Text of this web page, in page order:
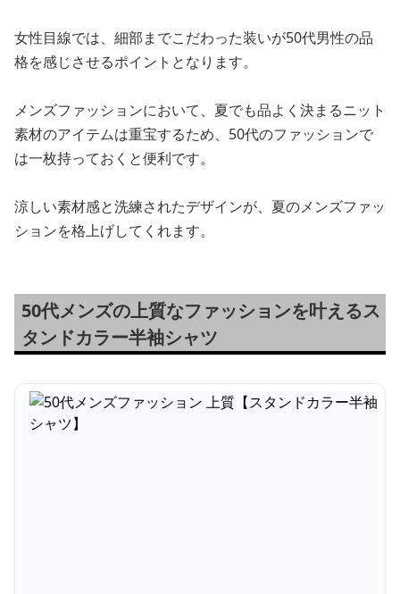
女性目線では、細部までこだわった装いが50代男性の品
格を感じさせるポイントとなります。
メンズファッションにおいて、夏でも品よく決まるニット
素材のアイテムは重宝するため、50代のファッションで
は一枚持っておくと便利です。
涼しい素材感と洗練されたデザインが、夏のメンズファッ
ションを格上げしてくれます。
50代メンズの上質なファッションを叶えるス
タンドカラー半袖シャツ